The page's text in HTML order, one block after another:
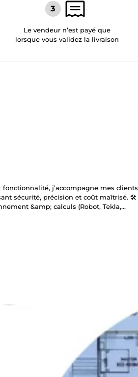
Le vendeur n’est payé que
lorsque vous validez la livraison
j’accompagne mes clients
sécurité, précision et coût maîtrisé. 🛠️
&amp; calculs (Robot, Tekla,
📋 Gestion complète de projets,
Développement durable &amp;
sûrs et optimisés ✔ Réalisation de